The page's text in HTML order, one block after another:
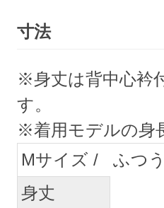
寸法
※身丈は背中心衿
す。
※着用モデルの身
M
ふつ
身丈